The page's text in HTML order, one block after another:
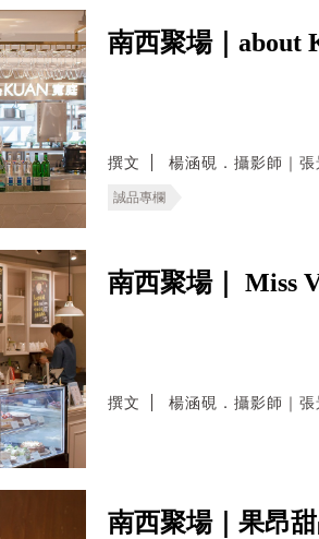
南西聚場｜about
撰文 楊涵硯．攝影師｜張
誠品專欄
南西聚場｜ Miss
撰文 楊涵硯．攝影師｜張
南西聚場｜果昂